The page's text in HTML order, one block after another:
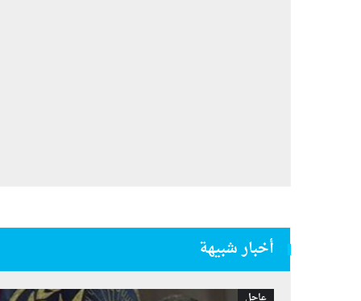
أخبار شبيهة